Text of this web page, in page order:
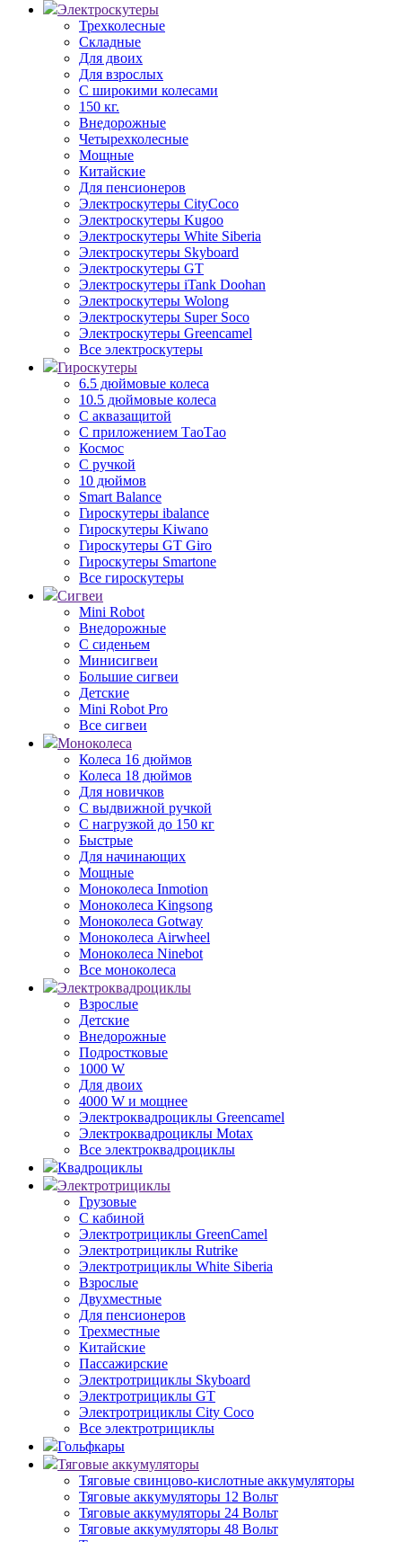
Электроскутеры
Трехколесные
Складные
Для двоих
Для взрослых
С широкими колесами
150 кг.
Внедорожные
Четырехколесные
Мощные
Китайские
Для пенсионеров
Электроскутеры CityCoco
Электроскутеры Kugoo
Электроскутеры White Siberia
Электроскутеры Skyboard
Электроскутеры GT
Электроскутеры iTank Doohan
Электроскутеры Wolong
Электроскутеры Super Soco
Электроскутеры Greencamel
Все электроскутеры
Гироскутеры
6.5 дюймовые колеса
10.5 дюймовые колеса
С аквазащитой
С приложением ТаоТао
Космос
С ручкой
10 дюймов
Smart Balance
Гироскутеры ibalance
Гироскутеры Kiwano
Гироскутеры GT Giro
Гироскутеры Smartone
Все гироскутеры
Сигвеи
Mini Robot
Внедорожные
С сиденьем
Минисигвеи
Большие сигвеи
Детские
Mini Robot Pro
Все сигвеи
Моноколеса
Колеса 16 дюймов
Колеса 18 дюймов
Для новичков
С выдвижной ручкой
С нагрузкой до 150 кг
Быстрые
Для начинающих
Мощные
Моноколеса Inmotion
Моноколеса Kingsong
Моноколеса Gotway
Моноколеса Airwheel
Моноколеса Ninebot
Все моноколеса
Электроквадроциклы
Взрослые
Детские
Внедорожные
Подростковые
1000 W
Для двоих
4000 W и мощнее
Электроквадроциклы Greencamel
Электроквадроциклы Motax
Все электроквадроциклы
Квадроциклы
Электротрициклы
Грузовые
С кабиной
Электротрициклы GreenCamel
Электротрициклы Rutrike
Электротрициклы White Siberia
Взрослые
Двухместные
Для пенсионеров
Трехместные
Китайские
Пассажирские
Электротрициклы Skyboard
Электротрициклы GT
Электротрициклы City Coco
Все электротрициклы
Гольфкары
Тяговые аккумуляторы
Тяговые свинцово-кислотные аккумуляторы
Тяговые аккумуляторы 12 Вольт
Тяговые аккумуляторы 24 Вольт
Тяговые аккумуляторы 48 Вольт